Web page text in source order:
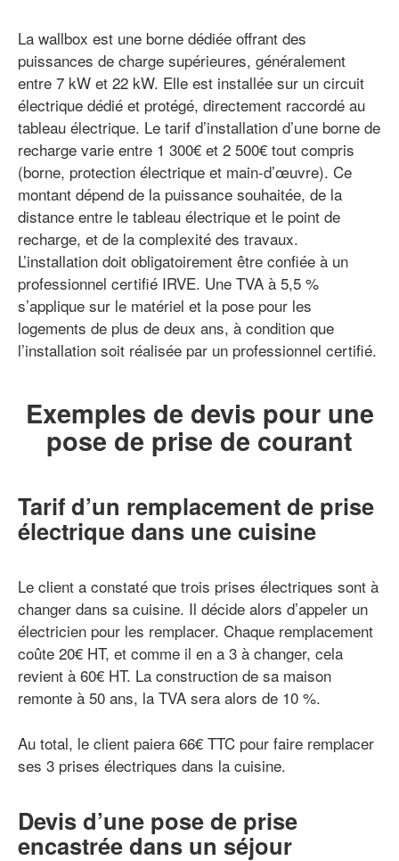
La wallbox est une borne dédiée offrant des
puissances de charge supérieures, généralement
entre 7 kW et 22 kW. Elle est installée sur un circuit
électrique dédié et protégé, directement raccordé au
tableau électrique. Le tarif d’installation d’une borne de
recharge varie entre 1 300€ et 2 500€ tout compris
(borne, protection électrique et main-d’œuvre). Ce
montant dépend de la puissance souhaitée, de la
distance entre le tableau électrique et le point de
recharge, et de la complexité des travaux.
L’installation doit obligatoirement être confiée à un
professionnel certifié IRVE. Une TVA à 5,5 %
s’applique sur le matériel et la pose pour les
logements de plus de deux ans, à condition que
l’installation soit réalisée par un professionnel certifié.
Exemples de devis pour une
pose de prise de courant
Tarif d’un remplacement de prise
électrique dans une cuisine
Le client a constaté que trois prises électriques sont à
changer dans sa cuisine. Il décide alors d’appeler un
électricien pour les remplacer. Chaque remplacement
coûte 20€ HT, et comme il en a 3 à changer, cela
revient à 60€ HT. La construction de sa maison
remonte à 50 ans, la TVA sera alors de 10 %.
Au total, le client paiera 66€ TTC pour faire remplacer
ses 3 prises électriques dans la cuisine.
Devis d’une pose de prise
encastrée dans un séjour